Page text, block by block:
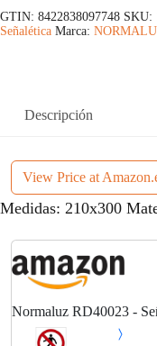
GTIN: 8422838097748 SKU:
Señalética Marca:
Descripción
View Price at
Medidas: 210x300
Normaluz RD40023 -
Ajena A La Obra PVC